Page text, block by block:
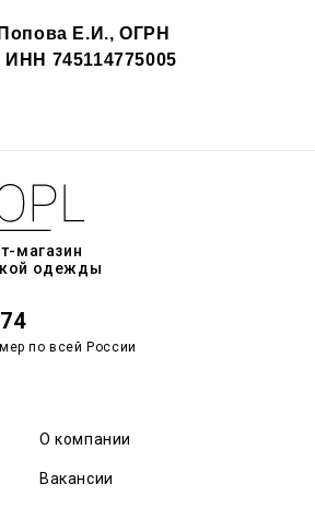
Е.И., ОГРН
ИНН 745114775005
магазин
одежды
по всей России
О компании
Вакансии